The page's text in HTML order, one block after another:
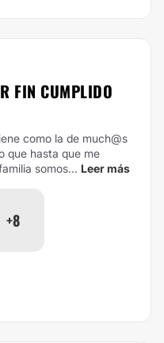
FIN CUMPLIDO
como la de much@s
que hasta que me
somos... Leer más
+8